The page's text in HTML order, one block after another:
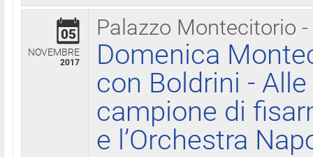
Palazzo Montecitorio
05
NOVEMBRE
2017
Domenica
con Boldrini -
campione di
e l’Orchestra